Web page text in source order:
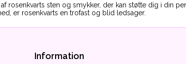
rosenkvarts sten og smykker, der kan støtte dig i
er rosenkvarts en trofast og blid ledsager.
Information